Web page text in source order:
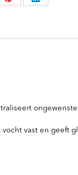
Deel
Deel
vast en geeft